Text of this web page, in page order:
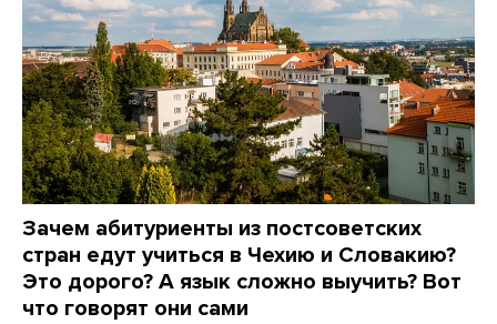
Зачем абитуриенты из постсоветских
стран едут учиться в Чехию и Словакию?
Это дорого? А язык сложно выучить? Вот
что говорят они сами